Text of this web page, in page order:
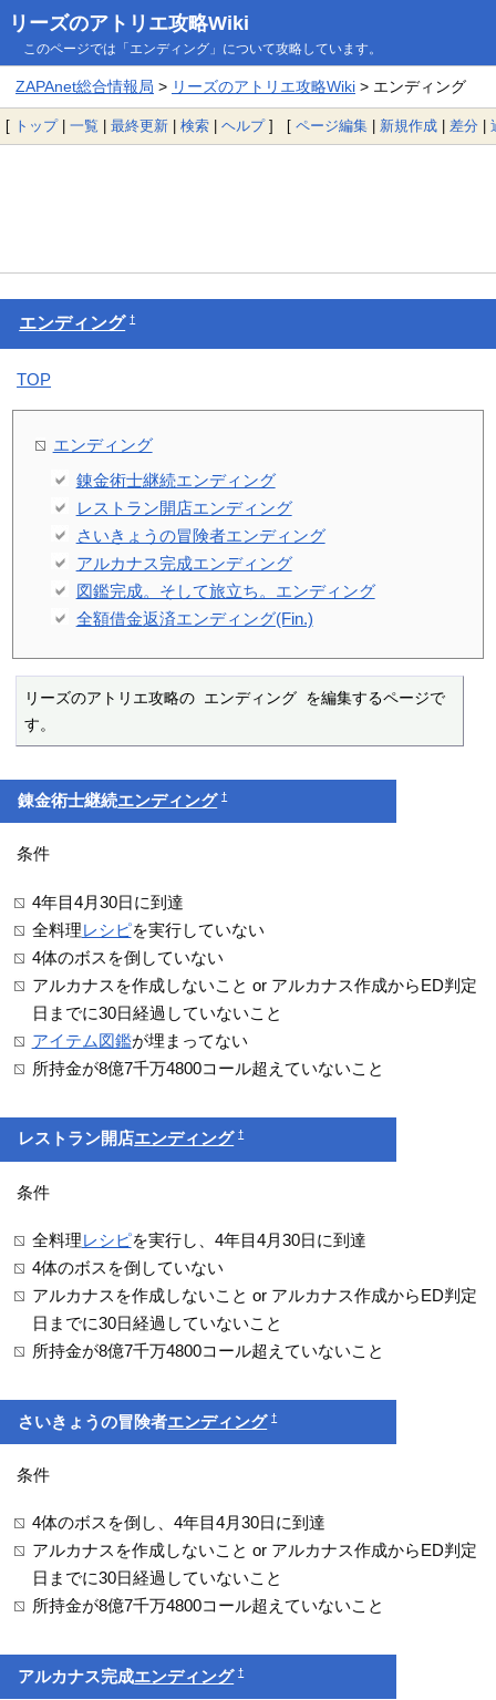
リーズのアトリエ攻略Wiki
このページでは「エンディング」について攻略しています。
ZAPAnet総合情報局 > リーズのアトリエ攻略Wiki> エンディング
[ トップ| 一覧 | 最終更新 | 検索 | ヘルプ] [ ページ編集 | 新規作成 | 差分 |
エンディング †
TOP
エンディング
錬金術士継続エンディング
レストラン開店エンディング
さいきょうの冒険者エンディング
アルカナス完成エンディング
図鑑完成。そして旅立ち。エンディング
全額借金返済エンディング(Fin.)
リーズのアトリエ攻略の エンディング を編集するページで
す。
錬金術士継続エンディング †
条件
4年目4月30日に到達
全料理レシピを実行していない
4体のボスを倒していない
アルカナスを作成しないこと or アルカナス作成からED判定
日までに30日経過していないこと
アイテム図鑑が埋まってない
所持金が8億7千万4800コール超えていないこと
レストラン開店エンディング †
条件
全料理レシピを実行し、4年目4月30日に到達
4体のボスを倒していない
アルカナスを作成しないこと or アルカナス作成からED判定
日までに30日経過していないこと
所持金が8億7千万4800コール超えていないこと
さいきょうの冒険者エンディング †
条件
4体のボスを倒し、4年目4月30日に到達
アルカナスを作成しないこと or アルカナス作成からED判定
日までに30日経過していないこと
所持金が8億7千万4800コール超えていないこと
アルカナス完成エンディング †